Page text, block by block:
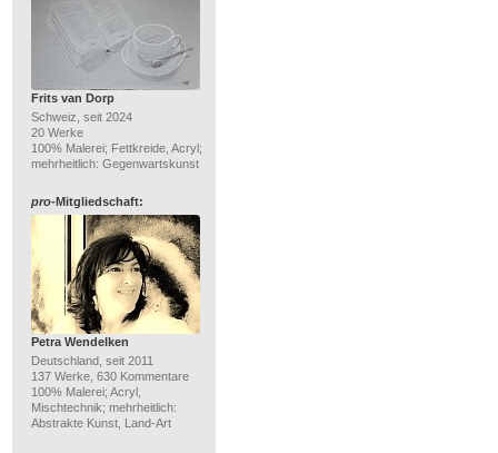
Frits van Dorp
Schweiz, seit 2024
20 Werke
100% Malerei; Fettkreide, Acryl;
mehrheitlich: Gegenwartskunst
pro-Mitgliedschaft:
Petra Wendelken
Deutschland, seit 2011
137 Werke, 630 Kommentare
100% Malerei; Acryl,
Mischtechnik; mehrheitlich:
Abstrakte Kunst, Land-Art